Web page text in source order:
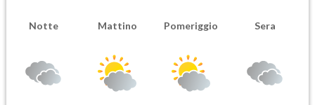
Notte Mattino Pomeriggio Sera